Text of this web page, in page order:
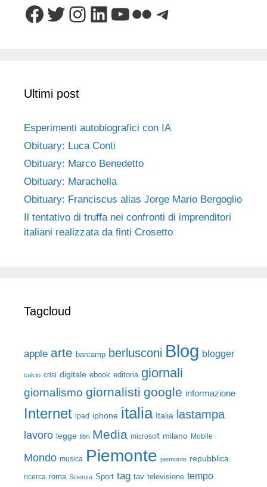
Facebook
Twitter
Instagram
LinkedIn
YouTube
FlickrTelegram
Ultimi post
Esperimenti autobiografici con IA
Obituary: Luca Conti
Obituary: Marco Benedetto
Obituary: Marachella
Obituary: Franciscus alias Jorge Mario Bergoglio
Il tentativo di truffa nei confronti di imprenditori
italiani realizzata da finti Crosetto
Tagcloud
apple arte barcamp berlusconi Blog blogger
calcio crisi digitale ebook editoria giornali
giornalismo giornalisti google informazione
Internet ipad iphone italia Italia lastampa
lavoro legge libri Media microsoft milano Mobile
Mondo musica Piemonte piemonte repubblica
ricerca roma Scienza Sport tag tav televisione tempo